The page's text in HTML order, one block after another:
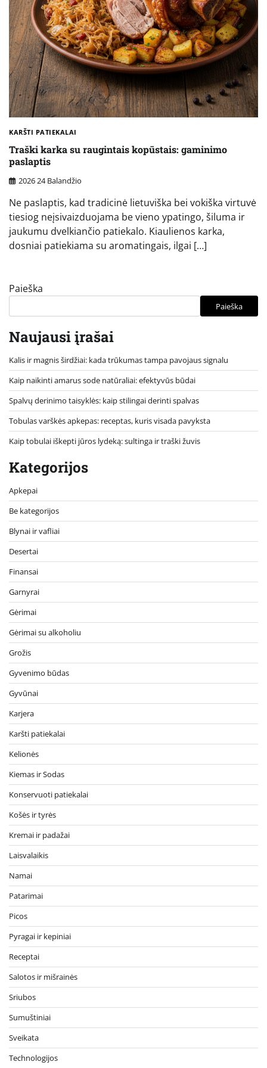
KARŠTI PATIEKALAI
Traški karka su raugintais kopūstais: gaminimo
paslaptis
2026 24 Balandžio
Ne paslaptis, kad tradicinė lietuviška bei vokiška virtuvė
tiesiog neįsivaizduojama be vieno ypatingo, šiluma ir
jaukumu dvelkiančio patiekalo. Kiaulienos karka,
dosniai patiekiama su aromatingais, ilgai […]
Paieška
Paieška
Naujausi įrašai
Kalis ir magnis širdžiai: kada trūkumas tampa pavojaus signalu
Kaip naikinti amarus sode natūraliai: efektyvūs būdai
Spalvų derinimo taisyklės: kaip stilingai derinti spalvas
Tobulas varškės apkepas: receptas, kuris visada pavyksta
Kaip tobulai iškepti jūros lydeką: sultinga ir traški žuvis
Kategorijos
Apkepai
Be kategorijos
Blynai ir vafliai
Desertai
Finansai
Garnyrai
Gėrimai
Gėrimai su alkoholiu
Grožis
Gyvenimo būdas
Gyvūnai
Karjera
Karšti patiekalai
Kelionės
Kiemas ir Sodas
Konservuoti patiekalai
Košės ir tyrės
Kremai ir padažai
Laisvalaikis
Namai
Patarimai
Picos
Pyragai ir kepiniai
Receptai
Salotos ir mišrainės
Sriubos
Sumuštiniai
Sveikata
Technologijos